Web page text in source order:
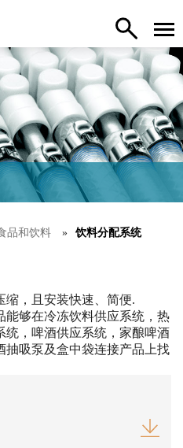
品和饮料 饮料分配系统
缩，且安装快速、简便.
能够在冷冻饮料供应系统，热
统，啤酒供应系统，家酿啤酒
抽吸泵及盒中袋连接产品上找